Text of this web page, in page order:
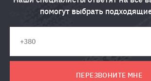
помогут выбрать
ПЕРЕЗВОНИТЕ МНЕ